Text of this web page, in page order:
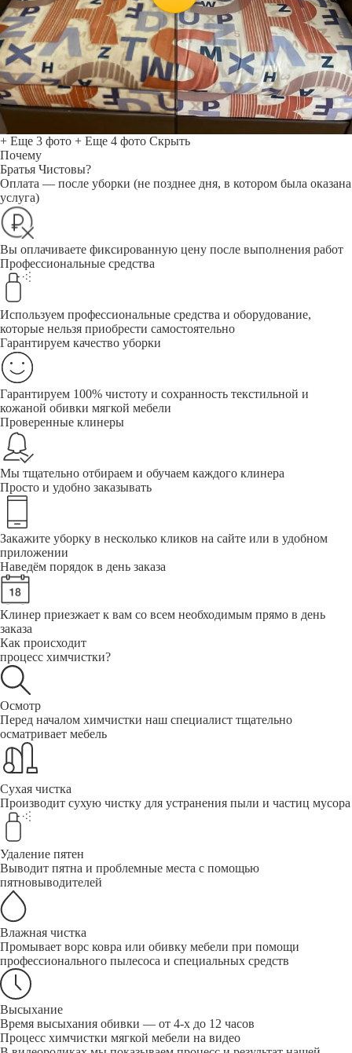
+ Еще 3 фото + Еще 4 фото Скрыть
Почему
Братья Чистовы?
Оплата — после уборки (не позднее дня, в котором была оказана
услуга)
Вы оплачиваете фиксированную цену после выполнения работ
Профессиональные средства
Используем профессиональные средства и оборудование,
которые нельзя приобрести самостоятельно
Гарантируем качество уборки
Гарантируем 100% чистоту и сохранность текстильной и
кожаной обивки мягкой мебели
Проверенные клинеры
Мы тщательно отбираем и обучаем каждого клинера
Просто и удобно заказывать
Закажите уборку в несколько кликов на сайте или в удобном
приложении
Наведём порядок в день заказа
Клинер приезжает к вам со всем необходимым прямо в день
заказа
Как происходит
процесс химчистки?
Осмотр
Перед началом химчистки наш специалист тщательно
осматривает мебель
Сухая чистка
Производит сухую чистку для устранения пыли и частиц мусора
Удаление пятен
Выводит пятна и проблемные места с помощью
пятновыводителей
Влажная чистка
Промывает ворс ковра или обивку мебели при помощи
профессионального пылесоса и специальных средств
Высыхание
Время высыхания обивки — от 4-х до 12 часов
Процесс химчистки мягкой мебели на видео